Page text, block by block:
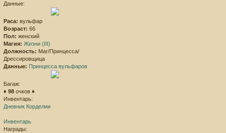
Данные:
Раса: вульфар
Возраст: 66
Пол: женский
Магия: Жизни (III)
Должность: Маг/Принцесса/
Дрессировщица
Данные: Принцесса вульфаров
Багаж:
♦ 98 очков ♦
Инвентарь:
Дневник Корделии
Инвентарь
Награды: